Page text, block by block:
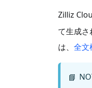
Zilliz
て生成さ
は、 全文
📘